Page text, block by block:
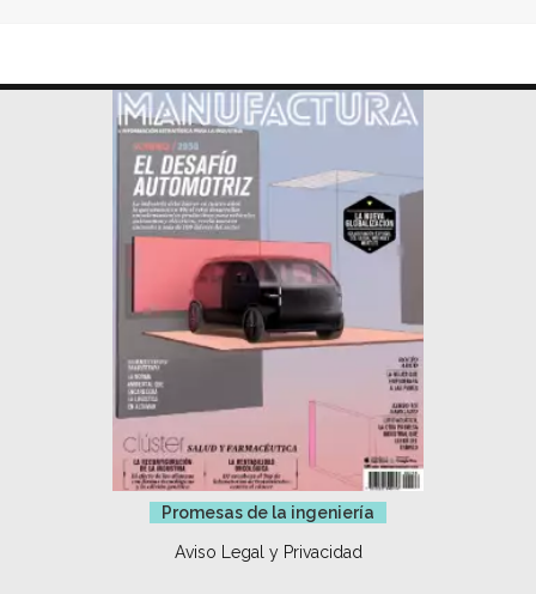
Promesas de la ingeniería
Aviso Legal y Privacidad